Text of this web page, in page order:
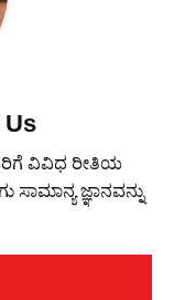
Us
ವಿವಿಧ ರೀತಿಯ
ಜ್ಞಾನವನ್ನು